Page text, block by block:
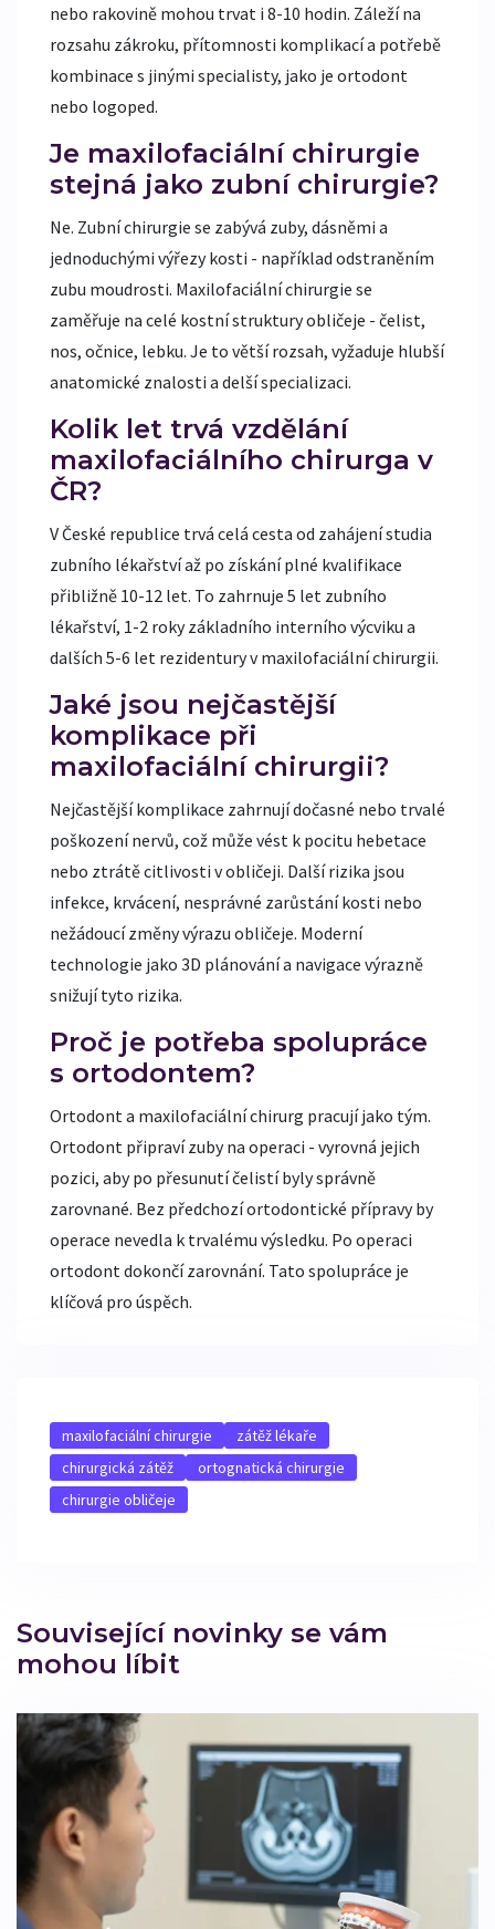
nebo rakovině mohou trvat i 8-10 hodin. Záleží na
rozsahu zákroku, přítomnosti komplikací a potřebě
kombinace s jinými specialisty, jako je ortodont
nebo logoped.
Je maxilofaciální chirurgie
stejná jako zubní chirurgie?
Ne. Zubní chirurgie se zabývá zuby, dásněmi a
jednoduchými výřezy kosti - například odstraněním
zubu moudrosti. Maxilofaciální chirurgie se
zaměřuje na celé kostní struktury obličeje - čelist,
nos, očnice, lebku. Je to větší rozsah, vyžaduje hlubší
anatomické znalosti a delší specializaci.
Kolik let trvá vzdělání
maxilofaciálního chirurga v
ČR?
V České republice trvá celá cesta od zahájení studia
zubního lékařství až po získání plné kvalifikace
přibližně 10-12 let. To zahrnuje 5 let zubního
lékařství, 1-2 roky základního interního výcviku a
dalších 5-6 let rezidentury v maxilofaciální chirurgii.
Jaké jsou nejčastější
komplikace při
maxilofaciální chirurgii?
Nejčastější komplikace zahrnují dočasné nebo trvalé
poškození nervů, což může vést k pocitu hebetace
nebo ztrátě citlivosti v obličeji. Další rizika jsou
infekce, krvácení, nesprávné zarůstání kosti nebo
nežádoucí změny výrazu obličeje. Moderní
technologie jako 3D plánování a navigace výrazně
snižují tyto rizika.
Proč je potřeba spolupráce
s ortodontem?
Ortodont a maxilofaciální chirurg pracují jako tým.
Ortodont připraví zuby na operaci - vyrovná jejich
pozici, aby po přesunutí čelistí byly správně
zarovnané. Bez předchozí ortodontické přípravy by
operace nevedla k trvalému výsledku. Po operaci
ortodont dokončí zarovnání. Tato spolupráce je
klíčová pro úspěch.
maxilofaciální chirurgie
zátěž lékaře
chirurgická zátěž
ortognatická chirurgie
chirurgie obličeje
Související novinky se vám
mohou líbit